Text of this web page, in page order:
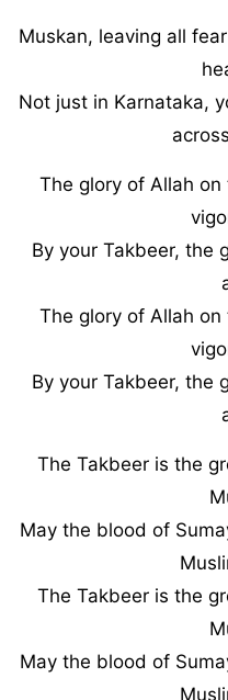
Muskan, leaving all
Not just in Karnataka,
The glory of Allah
By your Takbeer, the
The glory of Allah
By your Takbeer, the
The Takbeer is the
May the blood of
The Takbeer is the
May the blood of